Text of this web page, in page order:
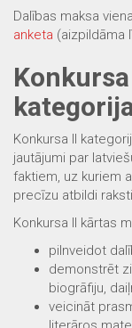
Dalības maksa
anketa (aizpildāma
Konkursa II
jautājumi par
faktiem, uz kuriem
precīzu atbildi
Konkursa II kārtas
pilnveidot
demonstrēt
biogrāfiju,
veicināt